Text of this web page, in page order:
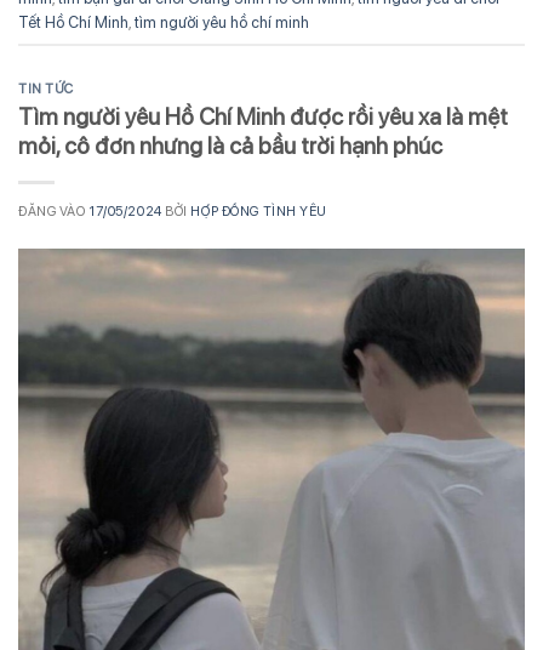
Tết Hồ Chí Minh tìm người yêu hồ chí minh
TIN TỨC
Tìm người yêu Hồ Chí Minh được rồi yêu xa là mệt
mỏi, cô đơn nhưng là cả bầu trời hạnh phúc
ĐĂNG VÀO 17/05/2024 BỞI HỢP ĐỒNG TÌNH YÊU